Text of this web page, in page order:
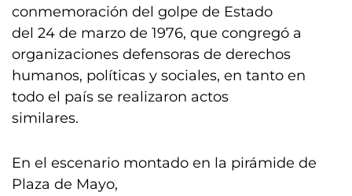
conmemoración del golpe de Estado
del 24 de marzo de 1976, que congregó a
organizaciones defensoras de derechos
humanos, políticas y sociales, en tanto en
todo el país se realizaron actos
similares.
En el escenario montado en la pirámide de
Plaza de Mayo,